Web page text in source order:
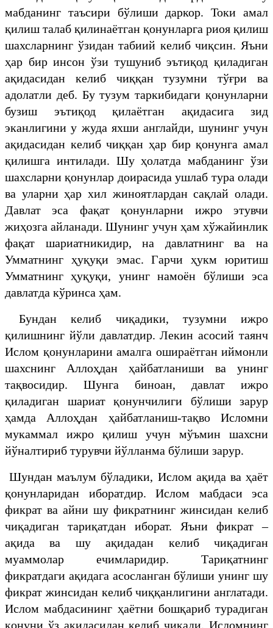
мабданинг таъсири бўлиши даркор. Токи амал
қилиш талаб қилинаётган қонунларга риоя қилиш
шахсларнинг ўзидан табиий келиб чиқсин. Яъни
ҳар бир инсон ўзи тушуниб эътиқод қиладиган
ақидасидан келиб чиққан тузумни тўғри ва
адолатли деб. Бу тузум таркибидаги қонунларни
бузиш эътиқод қилаётган ақидасига зид
эканлигини у жуда яхши англайди, шунинг учун
ақидасидан келиб чиққан ҳар бир қонунга амал
қилишга интилади. Шу ҳолатда мабданинг ўзи
шахсларни қонунлар доирасида ушлаб тура олади
ва уларни ҳар хил жиноятлардан сақлай олади.
Давлат эса фақат қонунларни ижро этувчи
жиҳозга айланади. Шунинг учун ҳам хўжайинлик
фақат шариатникидир, на давлатнинг ва на
Умматнинг ҳуқуқи эмас. Гарчи ҳукм юритиш
Умматнинг ҳуқуқи, унинг намоён бўлиши эса
давлатда кўринса ҳам.
Бундан келиб чиқадики, тузумни ижро
қилишнинг йўли давлатдир. Лекин асосий таянч
Ислом қонунларини амалга ошираётган иймонли
шахснинг Аллоҳдан ҳайбатланиши ва унинг
тақвосидир. Шунга биноан, давлат ижро
қиладиган шариат қонунчилиги бўлиши зарур
ҳамда Аллоҳдан ҳайбатланиш-тақво Исломни
мукаммал ижро қилиш учун мўъмин шахсни
йўналтириб турувчи йўлланма бўлиши зарур.
Шундан маълум бўладики, Ислом ақида ва ҳаёт
қонунларидан иборатдир. Ислом мабдаси эса
фикрат ва айни шу фикратнинг жинсидан келиб
чиқадиган тариқатдан иборат. Яъни фикрат –
ақида ва шу ақидадан келиб чиқадиган
муаммолар ечимларидир. Тариқатнинг
фикратдаги ақидага асосланган бўлиши унинг шу
фикрат жинсидан келиб чиққанлигини англатади.
Ислом мабдасининг ҳаётни бошқариб турадиган
қонуни ўз ақидасидан келиб чиқади. Исломнинг